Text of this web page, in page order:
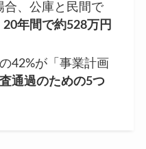
合、公庫と民間で
年間で約528万円
42%が「事業計画
通過のための5つ